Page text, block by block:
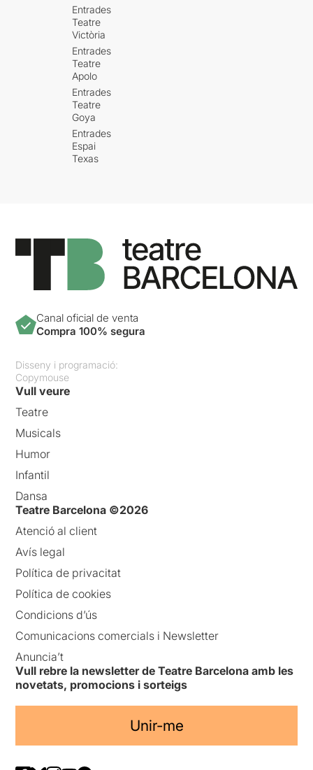
Entrades
Teatre
Victòria
Entrades
Teatre
Apolo
Entrades
Teatre
Goya
Entrades
Espai
Texas
Canal oficial de venta
Compra 100% segura
Disseny i programació:
Copymouse
Vull veure
Teatre
Musicals
Humor
Infantil
Dansa
Teatre Barcelona ©2026
Atenció al client
Avís legal
Política de privacitat
Política de cookies
Condicions d’ús
Comunicacions comercials i Newsletter
Anuncia’t
Vull rebre la newsletter de Teatre Barcelona amb les
novetats, promocions i sorteigs
Unir-me